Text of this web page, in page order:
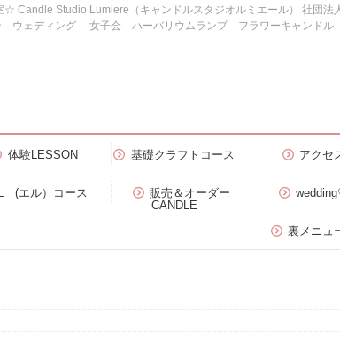
Studio Lumiere（キャンドルスタジオルミエール） 社団
ウェディング 女子会 ハーバリウムランプ フラワーキャンドル
体験LESSON 基礎クラフトコース アクセ
L (エル）コース
販売＆オーダー
CANDLE
裏メニュ